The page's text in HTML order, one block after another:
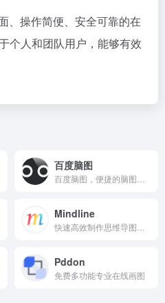
、操作简便、安全可靠的在
个人和团队用户，能够有效
百度脑图
Mindline
Pddon
免费多功能专业在线画图